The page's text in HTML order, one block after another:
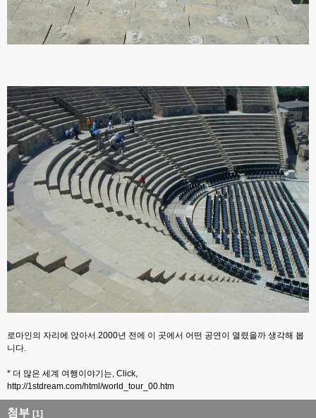
로마인의 자리에 앉아서 2000년 전에 이 곳에서 어떤 공연이 열렸을까 생각해 봅
니다.
* 더 많은 세계 여행이야기는, Click,
http://1stdream.com/html/world_tour_00.htm
첨부 [1]